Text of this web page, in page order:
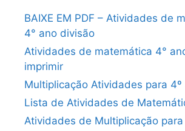
BAIXE EM PDF – Atividades de
4° ano divisão
Atividades de matemática 4°
imprimir
Multiplicação Atividades para 4º
Lista de Atividades de
Atividades de Multiplicação para